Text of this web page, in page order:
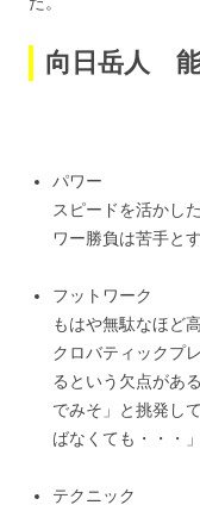
向日岳人
パワー
スピードを活かし
ワー勝負は苦手と
フットワーク
もはや無駄なほど
クロバティックプ
るという欠点があ
でみそ」と挑発し
ばなくても・・・
テクニック